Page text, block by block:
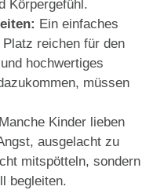
Körpergefühl.
Ein einfaches
reichen für den
hochwertiges
müssen
Manche Kinder lieben
ausgelacht zu
mitspötteln, sondern
begleiten.